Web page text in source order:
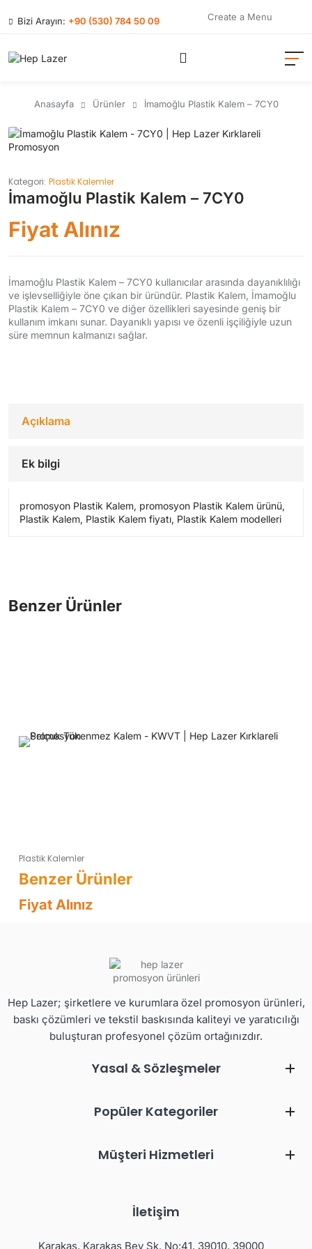
Bizi Arayın: +90 (530) 784 50 09 Create a Menu
Anasayfa Ürünler İmamoğlu Plastik Kalem – 7CY0
Kategori: Plastik Kalemler
İmamoğlu Plastik Kalem – 7CY0
Fiyat Alınız
İmamoğlu Plastik Kalem – 7CY0 kullanıcılar arasında dayanıklılığı
ve işlevselliğiyle öne çıkan bir üründür. Plastik Kalem, İmamoğlu
Plastik Kalem – 7CY0 ve diğer özellikleri sayesinde geniş bir
kullanım imkanı sunar. Dayanıklı yapısı ve özenli işçiliğiyle uzun
süre memnun kalmanızı sağlar.
Açıklama
Ek bilgi
promosyon Plastik Kalem, promosyon Plastik Kalem ürünü,
Plastik Kalem, Plastik Kalem fiyatı, Plastik Kalem modelleri
Plastik Kalemler
Fiyat Alınız
Hep Lazer; şirketlere ve kurumlara özel promosyon ürünleri,
baskı çözümleri ve tekstil baskısında kaliteyi ve yaratıcılığı
buluşturan profesyonel çözüm ortağınızdır.
Yasal & Sözleşmeler
Popüler Kategoriler
Müşteri Hizmetleri
İletişim
Karakaş, Karakaş Bey Sk. No:41, 39010, 39000